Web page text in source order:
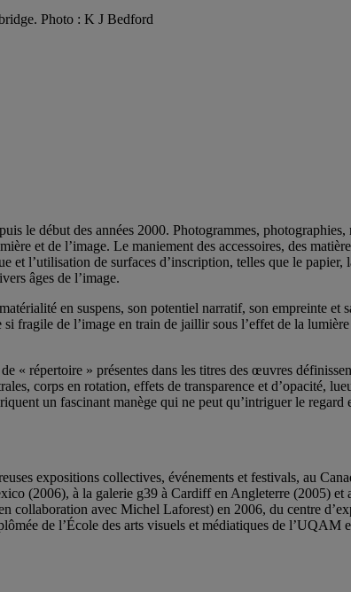
Photo : K J Bedford
le début des années 2000. Photogrammes,
et de l’image. Le maniement des accessoires, des
l’utilisation de surfaces d’inscription, telles que le
âges de l’image.
en suspens, son potentiel narratif, son empreinte et
fragile de l’image en train de jaillir sous l’effet de la
« répertoire » présentes dans les titres des œuvres
corps en rotation, effets de transparence et d’opacité,
un fascinant manège qui ne peut qu’intriguer le regard
expositions collectives, événements et festivals, au
(2006), à la galerie g39 à Cardiff en Angleterre (2005) et
collaboration avec Michel Laforest) en 2006, du centre
de l’École des arts visuels et médiatiques de l’UQAM